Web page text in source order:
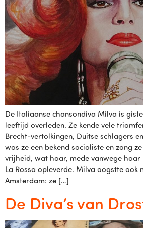
De Italiaanse chansondiva Milva is
leeftijd overleden. Ze kende vele
Brecht-vertolkingen, Duitse schlagers
was ze een bekend socialiste en zong
vrijheid, wat haar, mede vanwege
La Rossa opleverde. Milva oogstte ook
Amsterdam: ze […]
De Diva’s van